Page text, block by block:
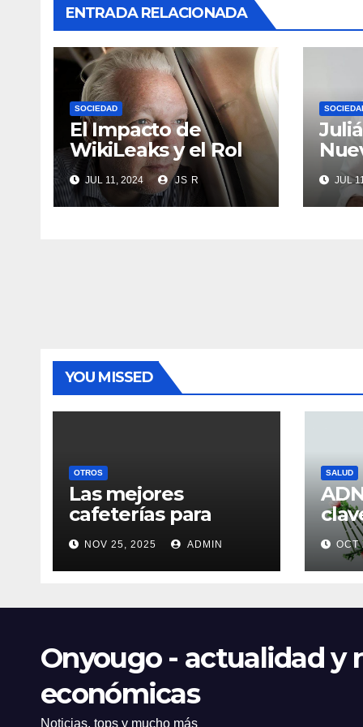
ENTRADA RELACIONADA
SOCIEDAD
El Impacto de
WikiLeaks y el Rol
de Julian Assange
JUL 11, 2024 JS R JUL
YOU MISSED
OTROS
Las mejores
cafeterías para
trabajar o estudiar
en el centro de Vigo
NOV 25, 2025 ADMIN
SALUD
OCT
Onyougo - actualidad y
económicas
Noticias, tops y mucho más